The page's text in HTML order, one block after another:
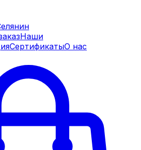
Наши
СертификатыО нас